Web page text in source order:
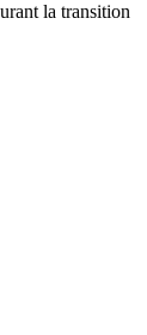
la transition